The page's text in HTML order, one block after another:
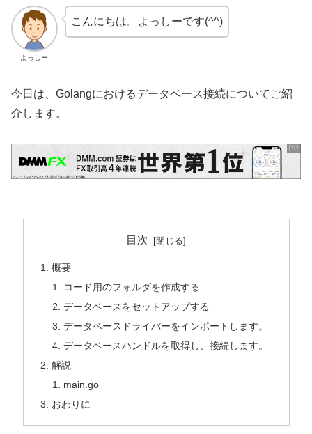
よっしー
こんにちは。よっしーです(^^)
今日は、Golangにおけるデータベース接続についてご紹
介します。
目次
概要
コード用のフォルダを作成する
データベースをセットアップする
データベースドライバーをインポートします。
データベースハンドルを取得し、接続します。
解説
main.go
おわりに